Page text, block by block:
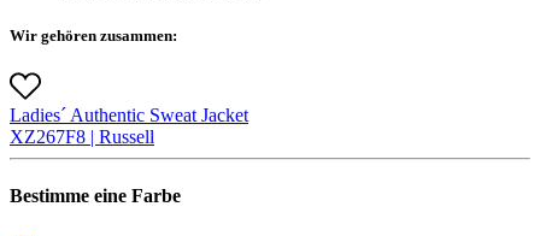
Wir gehören zusammen:
Ladies´ Authentic Sweat Jacket
XZ267F8 | Russell
Bestimme eine Farbe